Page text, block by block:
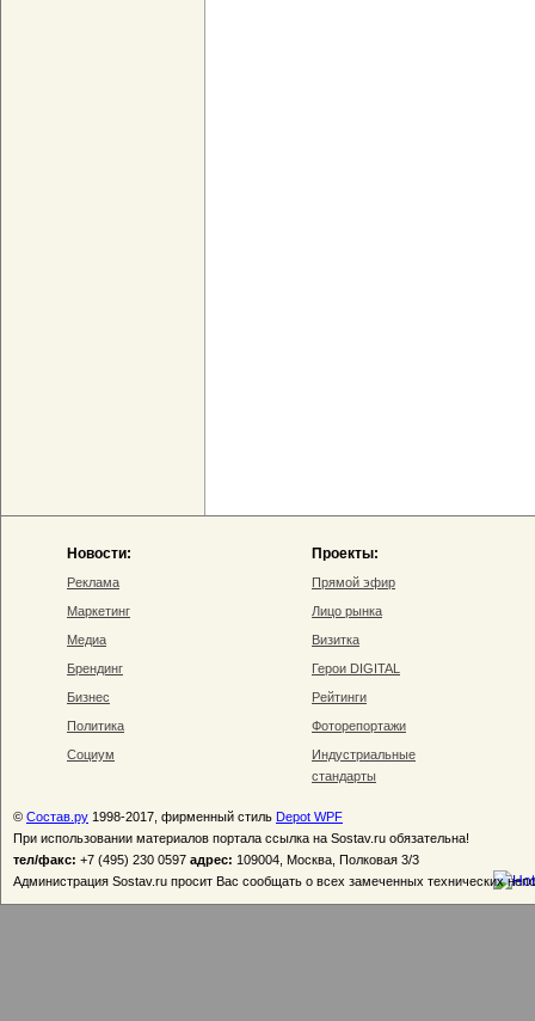
Новости:
Реклама
Маркетинг
Медиа
Брендинг
Бизнес
Политика
Социум
Проекты:
Прямой эфир
Лицо рынка
Визитка
Герои DIGITAL
Рейтинги
Фоторепортажи
Индустриальные
стандарты
© Состав.ру 1998-2017, фирменный стиль Depot WPF
При использовании материалов портала ссылка на Sostav.ru обязательна!
тел/факс: +7 (495) 230 0597 адрес: 109004, Москва, Полковая 3/3
Администрация Sostav.ru просит Вас сообщать о всех замеченных технических